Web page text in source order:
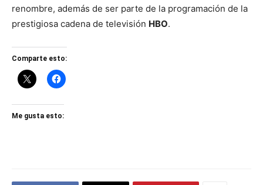
renombre, además de ser parte de la programación de la
prestigiosa cadena de televisión HBO.
Comparte esto:
Me gusta esto: